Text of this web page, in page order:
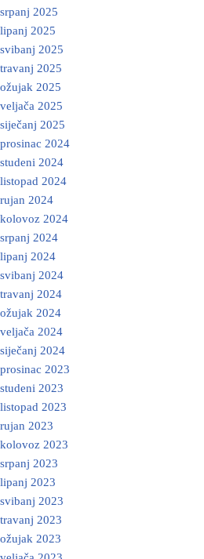
srpanj 2025
lipanj 2025
svibanj 2025
travanj 2025
ožujak 2025
veljača 2025
siječanj 2025
prosinac 2024
studeni 2024
listopad 2024
rujan 2024
kolovoz 2024
srpanj 2024
lipanj 2024
svibanj 2024
travanj 2024
ožujak 2024
veljača 2024
siječanj 2024
prosinac 2023
studeni 2023
listopad 2023
rujan 2023
kolovoz 2023
srpanj 2023
lipanj 2023
svibanj 2023
travanj 2023
ožujak 2023